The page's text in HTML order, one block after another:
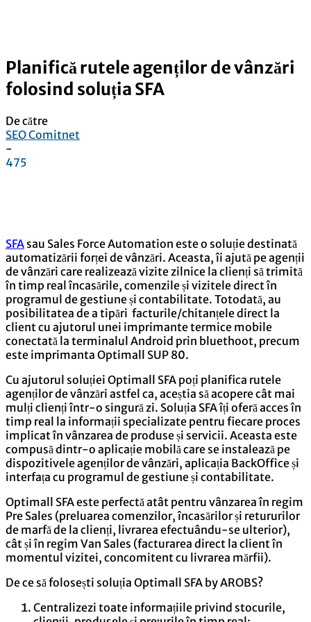
Planifică rutele agenților de vânzări
folosind soluția SFA
De către
SEO Comitnet
-
475
SFA sau Sales Force Automation este o soluție destinată
automatizării forței de vânzări. Aceasta, îi ajută pe agenții
de vânzări care realizează vizite zilnice la clienți să trimită
în timp real încasările, comenzile și vizitele direct în
programul de gestiune și contabilitate. Totodată, au
posibilitatea de a tipări facturile/chitanțele direct la
client cu ajutorul unei imprimante termice mobile
conectată la terminalul Android prin bluethoot, precum
este imprimanta Optimall SUP 80.
Cu ajutorul soluției Optimall SFA poți planifica rutele
agenților de vânzări astfel ca, aceștia să acopere cât mai
mulți clienți într-o singură zi. Soluția SFA îți oferă acces în
timp real la informații specializate pentru fiecare proces
implicat în vânzarea de produse și servicii. Aceasta este
compusă dintr-o aplicație mobilă care se instalează pe
dispozitivele agenților de vânzări, aplicația BackOffice și
interfața cu programul de gestiune și contabilitate.
Optimall SFA este perfectă atât pentru vânzarea în regim
Pre Sales (preluarea comenzilor, încasărilor și retururilor
de marfă de la clienți, livrarea efectuându-se ulterior),
cât și în regim Van Sales (facturarea direct la client în
momentul vizitei, concomitent cu livrarea mărfii).
De ce să folosești soluția Optimall SFA by AROBS?
Centralizezi toate informațiile privind stocurile,